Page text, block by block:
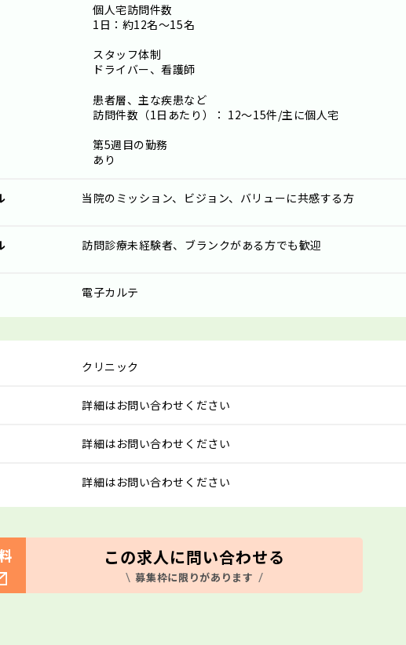
個人宅訪問件数
1日：約12名～15名
スタッフ体制
ドライバー、看護師
患者層、主な疾患など
訪問件数（1日あたり）： 12～15件/主に個人宅
第5週目の勤務
あり
当院のミッション、ビジョン、バリューに共感する方
訪問診療未経験者、ブランクがある方でも歓迎
電子カルテ
クリニック
詳細はお問い合わせください
詳細はお問い合わせください
詳細はお問い合わせください
この求人に問い合わせる
募集枠に限りがあります